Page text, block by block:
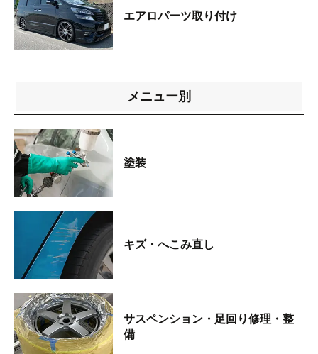
エアロパーツ取り付け
メニュー別
塗装
キズ・へこみ直し
サスペンション・足回り修理・整
備